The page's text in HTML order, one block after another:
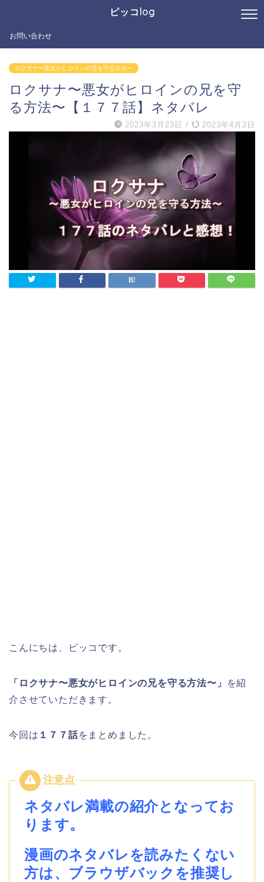
ピッコlog
お問い合わせ
ロクサナ〜悪女がヒロインの兄を守る方法〜
ロクサナ〜悪女がヒロインの兄を守
る方法〜【１７７話】ネタバレ
2023年3月23日 / 2023年4月2日
こんにちは、ピッコです。
「ロクサナ〜悪女がヒロインの兄を守る方法〜」
を紹
介させていただきます。
今回は １７７ 話をまとめました。
ネタバレ満載の紹介となってお
ります。
漫画のネタバレを読みたくない
方は、ブラウザバックを推奨し